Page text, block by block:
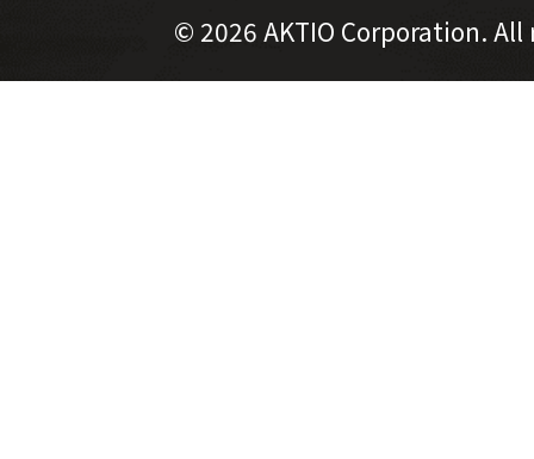
© 2026 AKTIO Corporation.